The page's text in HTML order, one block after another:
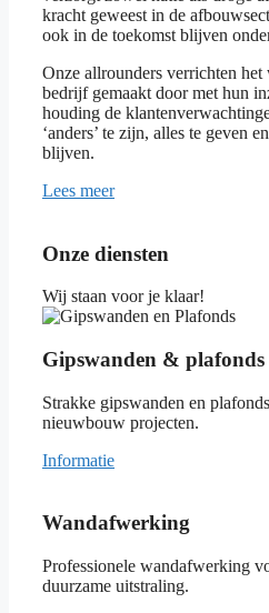
kracht geweest in de
ook in de toekomst blijven
Onze allrounders verrichten
bedrijf gemaakt door met hun
houding de
‘anders’ te zijn, alles te geven
blijven.
Lees meer
Onze diensten
Wij staan voor je klaar!
Gipswanden & plafonds
Strakke gipswanden en
nieuwbouw projecten.
Informatie
Wandafwerking
Professionele wandafwerking
duurzame uitstraling.